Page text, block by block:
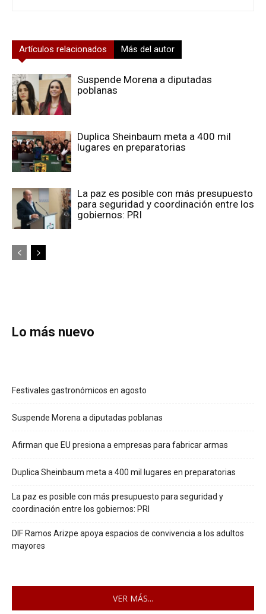
Artículos relacionados Más del autor
Suspende Morena a diputadas
poblanas
Duplica Sheinbaum meta a 400 mil
lugares en preparatorias
La paz es posible con más presupuesto
para seguridad y coordinación entre los
gobiernos: PRI
Lo más nuevo
Festivales gastronómicos en agosto
Suspende Morena a diputadas poblanas
Afirman que EU presiona a empresas para fabricar armas
Duplica Sheinbaum meta a 400 mil lugares en preparatorias
La paz es posible con más presupuesto para seguridad y
coordinación entre los gobiernos: PRI
DIF Ramos Arizpe apoya espacios de convivencia a los adultos
mayores
VER MÁS...